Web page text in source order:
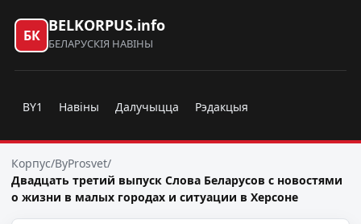
БК
BELKORPUS.info
БЕЛАРУСКІЯ НАВІНЫ
BY1 Навіны Далучыцца Рэдакцыя
Корпус/ByProsvet/
Двадцать третий выпуск Слова Беларусов с новостями
о жизни в малых городах и ситуации в Херсоне